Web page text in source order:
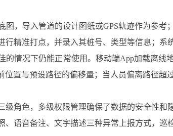
图，导入管道的设计图纸或GPS轨迹作为参
精准打点，并录入其桩号、类型等信息；系
的情况下仍能正常使用。移动端App加载离
位置与预设路径的偏移量；当人员偏离路径
级角色，多级权限管理确保了数据的安全性
语音备注、文字描述三种异常上报方式，巡